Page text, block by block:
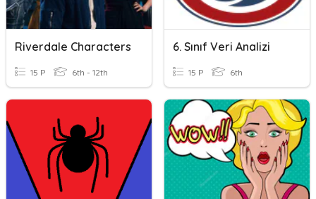
Riverdale Characters
15 P 6th - 12th
6. Sınıf Veri Analizi
15 P 6th